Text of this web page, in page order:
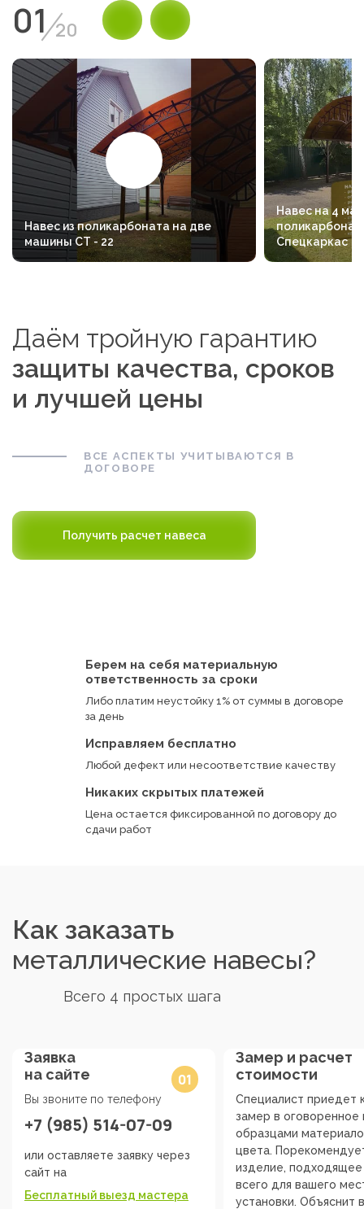
01 20
Навес из поликарбоната на две
машины СТ - 22
Навес на 4
Спецкаркас
Даём тройную гарантию
защиты качества, сроков
и лучшей цены
ВСЕ АСПЕКТЫ УЧИТЫВАЮТСЯ В
ДОГОВОРЕ
Получить расчет навеса
Берем на себя материальную
ответственность за сроки
Либо платим неустойку 1% от суммы в договоре
за день
Исправляем бесплатно
Любой дефект или несоответствие качеству
Никаких скрытых платежей
Цена остается фиксированной по договору до
сдачи работ
Как заказать
металлические навесы?
Всего 4 простых шага
01
Заявка
на сайте
Вы звоните по телефону
+7 (985) 514-07-09
или оставляете заявку через
сайт на
Бесплатный выезд мастера
Замер и расчет
стоимости
Специалист приедет
замер в оговоренное
образцами
цвета.
изделие,
всего для вашего
установки. Объяснит